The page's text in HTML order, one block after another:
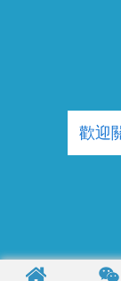
歡迎